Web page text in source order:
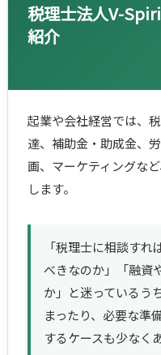
税理士法人V-
紹介
起業や会社経営では、
達、補助金・助成金、
画、マーケティングな
します。
「税理士に相談す
べきなのか」「融資
か」と迷っているう
まったり、必要な準
するケースも少なく